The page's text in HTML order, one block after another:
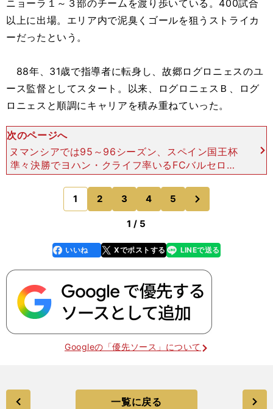
ニョーラ１～３部のチームを渡り歩いている。400試合
以上に出場。エリア内で泥臭くゴールを狙うストライカ
ーだったという。
88年、31歳で指導者に転身し、故郷ログロニェスのユ
ース監督としてスタート。以来、ログロニェスＢ、ログ
ロニェスと順調にキャリアを積み重ねていった。
次のページへ
ヌマンシアでは95～96シーズン、スペイン国王杯
準々決勝でヨハン・クライフ率いるFCバルセロナ
と対戦し、本拠地で２－２と引き分ける快挙を成し
遂げた。当時のヌマンシアは２部Ｂ（実質３部）
で、この試合は今
1 2 3 4 5
のページへ
1 / 5
faceboo
k
いいね Xでポストする
line LINEで送る
Googleの「優先ソース」について
一覧に戻る